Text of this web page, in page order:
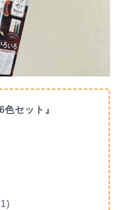
色セット』